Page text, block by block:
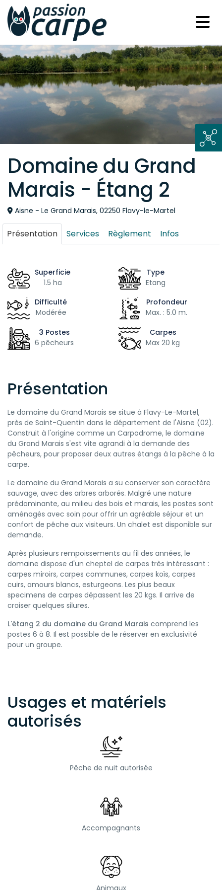
Domaine du Grand
Marais - Étang 2
Aisne - Le Grand Marais, 02250 Flavy-le-Martel
Présentation Services Règlement Infos
Superficie
1.5 ha
Type
Etang
Difficulté
Modérée
Profondeur
Max. : 5.0 m.
3 Postes
6 pêcheurs
Carpes
Max 20 kg
Présentation
Le domaine du Grand Marais se situe à Flavy-Le-Martel,
près de Saint-Quentin dans le département de l'Aisne (02).
Construit à l'origine comme un Carpodrome, le domaine
du Grand Marais s'est vite agrandi à la demande des
pêcheurs, pour proposer deux autres étangs à la pêche à la
carpe.
Le domaine du Grand Marais a su conserver son caractère
sauvage, avec des arbres arborés. Malgré une nature
prédominante, au milieu des bois et marais, les postes sont
aménagés avec soin pour offrir un agréable séjour et un
confort de pêche aux visiteurs. Un chalet est disponible sur
demande.
Après plusieurs rempoissements au fil des années, le
domaine dispose d'un cheptel de carpes très intéressant :
carpes miroirs, carpes communes, carpes koïs, carpes
cuirs, amours blancs, esturgeons. Les plus beaux
specimens de carpes dépassent les 20 kgs. Il arrive de
croiser quelques silures.
L'étang 2 du domaine du Grand Marais comprend les
postes 6 à 8. Il est possible de le réserver en exclusivité
pour un groupe.
Usages et matériels
autorisés
Pêche de nuit autorisée
Accompagnants
Animaux